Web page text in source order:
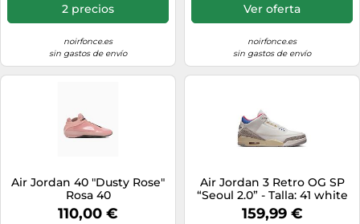
2 precios
noirfonce.es
sin gastos de envío
Ver oferta
noirfonce.es
sin gastos de envío
Air Jordan 40 "Dusty Rose"
Rosa 40
110,00 €
Air Jordan 3 Retro OG SP
“Seoul 2.0” - Talla: 41 white
159,99 €